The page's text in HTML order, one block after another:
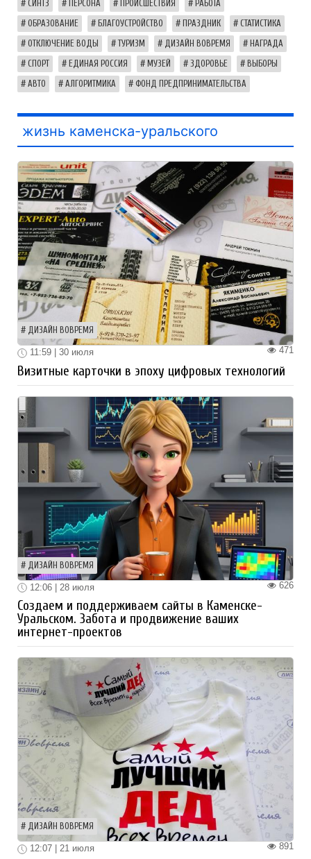
СИНТЗ ПЕРСОНА ПРОИСШЕСТВИЯ РАБОТА
ОБРАЗОВАНИЕ БЛАГОУСТРОЙСТВО ПРАЗДНИК СТАТИСТИКА
ОТКЛЮЧЕНИЕ ВОДЫ ТУРИЗМ ДИЗАЙН ВОВРЕМЯ НАГРАДА
СПОРТ ЕДИНАЯ РОССИЯ МУЗЕЙ ЗДОРОВЬЕ ВЫБОРЫ
АВТО АЛГОРИТМИКА ФОНД ПРЕДПРИНИМАТЕЛЬСТВА
жизнь каменска-уральского
ДИЗАЙН ВОВРЕМЯ
471
11:59 | 30 июля
Визитные карточки в эпоху цифровых технологий
ДИЗАЙН ВОВРЕМЯ
626
12:06 | 28 июля
Создаем и поддерживаем сайты в Каменске-
Уральском. Забота и продвижение ваших
интернет-проектов
ДИЗАЙН ВОВРЕМЯ
891
12:07 | 21 июля